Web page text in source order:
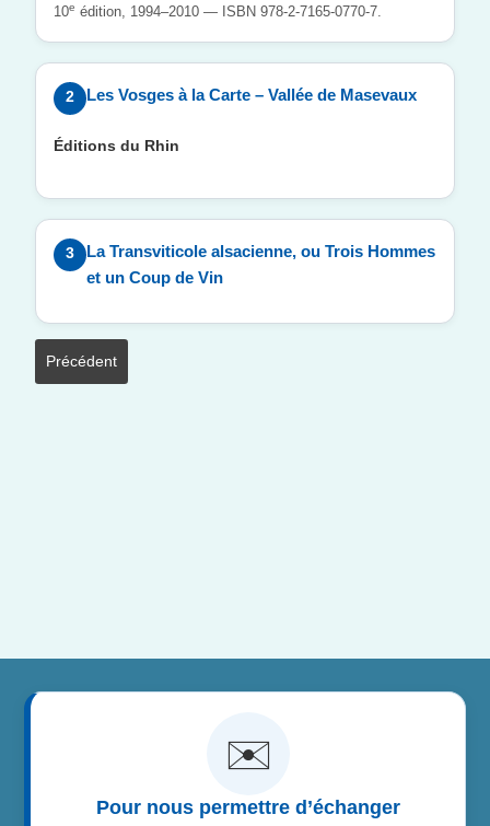
10e édition, 1994–2010 — ISBN 978-2-7165-0770-7.
2 Les Vosges à la Carte – Vallée de Masevaux
Éditions du Rhin
3
La Transviticole alsacienne, ou Trois Hommes
et un Coup de Vin
Article précédent : accueil 00 général
Précédent
✉️
Pour nous permettre d’échanger